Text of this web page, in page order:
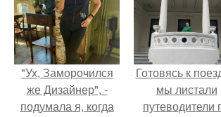
"Ух, Заморочился
же Дизайнер", -
подумала я, когда
Готовясь к
мы листали
путеводители